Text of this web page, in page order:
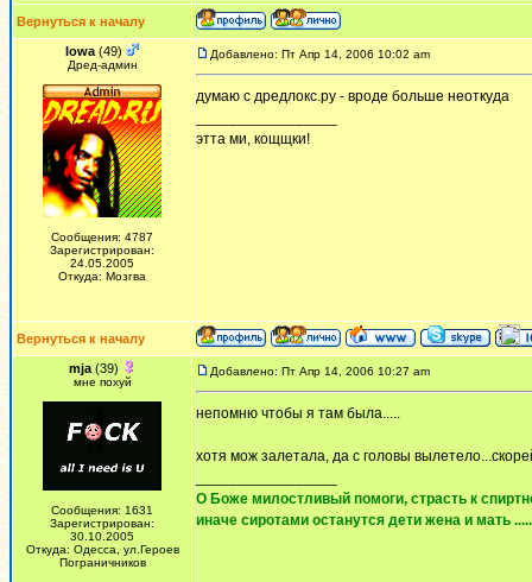
Вернуться к началу
Iowa (49)
Дред-админ
Сообщения: 4787
Зарегистрирован:
24.05.2005
Откуда: Мозгва
Добавлено: Пт Апр 14, 2006 10:02 am
думаю с дредлокс.ру - вроде больше неоткуда
этта ми, кощщки!
Вернуться к началу
mja (39)
мне похуй
Сообщения: 1631
Зарегистрирован:
30.10.2005
Откуда: Одесса, ул.Героев
Пограничников
Добавлено: Пт Апр 14, 2006 10:27 am
непомню чтобы я там была.....
хотя мож залетала, да с головы
О Боже милостливый помоги, страсть к
иначе сиротами останутся дети жена и мать